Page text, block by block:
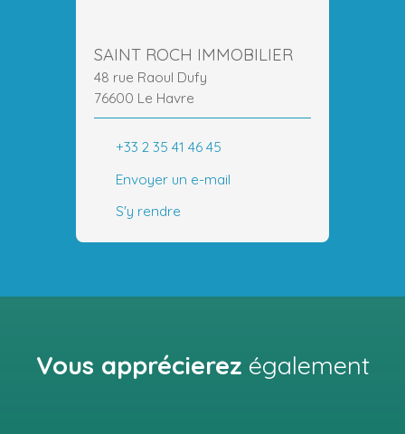
SAINT ROCH IMMOBILIER
48 rue Raoul Dufy
76600 Le Havre
+33 2 35 41 46 45
Envoyer un e-mail
S'y rendre
Vous apprécierez également